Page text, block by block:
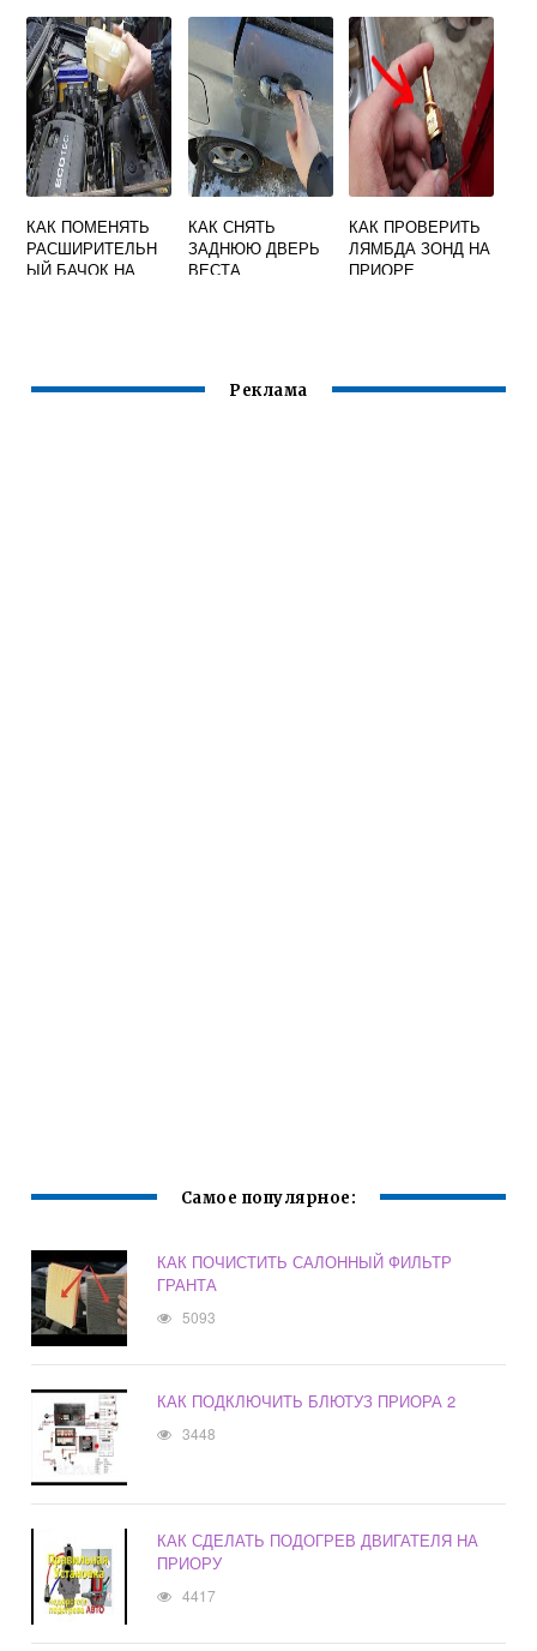
КАК ПОМЕНЯТЬ
РАСШИРИТЕЛЬН
ЫЙ БАЧОК НА
КАК СНЯТЬ
ЗАДНЮЮ ДВЕРЬ
ВЕСТА
КАК ПРОВЕРИТЬ
ЛЯМБДА ЗОНД НА
ПРИОРЕ
Реклама
Самое популярное:
КАК ПОЧИСТИТЬ САЛОННЫЙ ФИЛЬТР
ГРАНТА
5093
КАК ПОДКЛЮЧИТЬ БЛЮТУЗ ПРИОРА 2
3448
КАК СДЕЛАТЬ ПОДОГРЕВ ДВИГАТЕЛЯ НА
ПРИОРУ
4417